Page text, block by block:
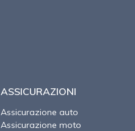
ASSICURAZIONI
Assicurazione auto
Assicurazione moto